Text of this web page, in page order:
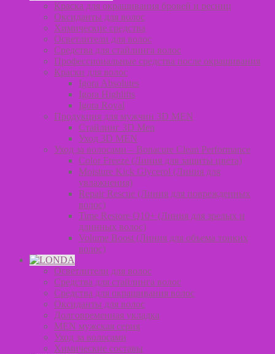
Краска для окрашивания бровей и ресниц
Оксиданты для волос
Химические средства
Осветлители для волос
Средства для стайлинга волос
Профессиональные средства после окрашивания
Краски для волос
Igora Absolutes
Igora Highlifts
Igora Royal
Продукция для мужчин 3D MEN
Стайлинг 3D Men
Уход 3D MEN
Уход за волосами – Bonacure Clean Performance
Color Freeze (Линия для защиты цвета)
Moisture Kick Glycerol (Линия для
увлажнения)
Repair Rescue (Линия для поврежденных
волос)
Time Restore Q10+ (Линия для зрелых и
длинных волос)
Volume Boost (Линия для объема тонких
волос)
Осветлители для волос
Средства для стайлинга волос
Средства для окрашивания волос
Оксиданты для волос
Долговременная укладка
MEN мужская серия
Уход за волосами
Химические составы